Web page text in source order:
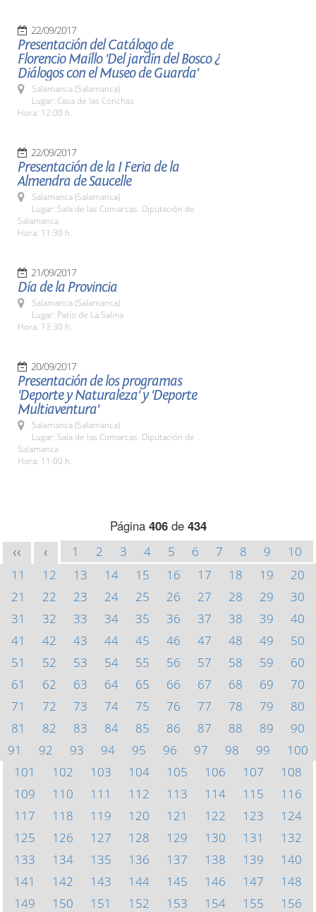
22/09/2017
Presentación del Catálogo de
Florencio Maíllo 'Del jardín del Bosco ¿
Diálogos con el Museo de Guarda'
Salamanca (Salamanca)
Lugar: Casa de las Conchas
Hora: 12:00 h.
22/09/2017
Presentación de la I Feria de la
Almendra de Saucelle
Salamanca (Salamanca)
Lugar: Sala de las Comarcas. Diputación de
Salamanca
Hora: 11:30 h.
21/09/2017
Día de la Provincia
Salamanca (Salamanca)
Lugar: Patio de La Salina
Hora: 13:30 h.
20/09/2017
Presentación de los programas
'Deporte y Naturaleza' y 'Deporte
Multiaventura'
Salamanca (Salamanca)
Lugar: Sala de las Comarcas. Diputación de
Salamanca
Hora: 11:00 h.
Página 406de 434
<< < 1 2 3 4 5 6 7 8 9
10
11
12 13 14 15 16 17 18 19
20
21
22 23 24 25 26 27 28 29
30
31
32 33 34 35 36 37 38 39
40
41
42 43 44 45 46 47 48 49
50
51
52 53 54 55 56 57 58 59
60
61
62 63 64 65 66 67 68 69
70
71
72 73 74 75 76 77 78 79
80
81
82 83 84 85 86 87 88 89
90
91
92 93 94 95 96 97 98 99
100
101
102 103 104 105 106 107
108
109
110 111 112 113 114 115
116
117
118 119 120 121 122 123
124
125
126 127 128 129 130 131
132
133
134 135 136 137 138 139
140
141
142 143 144 145 146 147
148
149
150 151 152 153 154 155
156